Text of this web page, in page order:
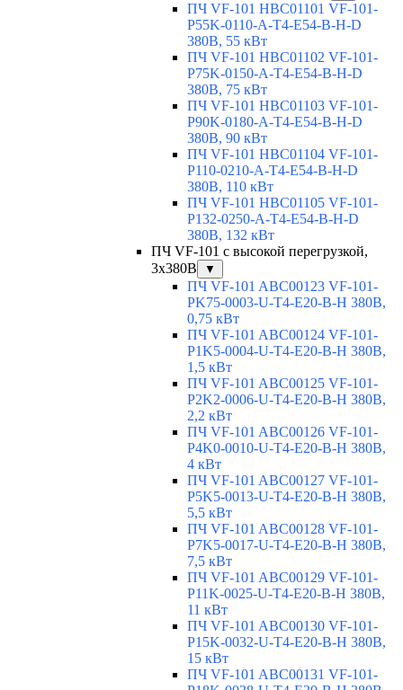
ПЧ VF-101 HBC01101 VF-101-
P55K-0110-A-T4-E54-B-H-D
380В, 55 кВт
ПЧ VF-101 HBC01102 VF-101-
P75K-0150-A-T4-E54-B-H-D
380В, 75 кВт
ПЧ VF-101 HBC01103 VF-101-
P90K-0180-A-T4-E54-B-H-D
380В, 90 кВт
ПЧ VF-101 HBC01104 VF-101-
P110-0210-A-T4-E54-B-H-D
380В, 110 кВт
ПЧ VF-101 HBC01105 VF-101-
P132-0250-A-T4-E54-B-H-D
380В, 132 кВт
ПЧ VF-101 с высокой перегрузкой,
3x380В
▼
ПЧ VF-101 ABC00123 VF-101-
PK75-0003-U-T4-E20-B-H 380В,
0,75 кВт
ПЧ VF-101 ABC00124 VF-101-
P1K5-0004-U-T4-E20-B-H 380В,
1,5 кВт
ПЧ VF-101 ABC00125 VF-101-
P2K2-0006-U-T4-E20-B-H 380В,
2,2 кВт
ПЧ VF-101 ABC00126 VF-101-
P4K0-0010-U-T4-E20-B-H 380В,
4 кВт
ПЧ VF-101 ABC00127 VF-101-
P5K5-0013-U-T4-E20-B-H 380В,
5,5 кВт
ПЧ VF-101 ABC00128 VF-101-
P7K5-0017-U-T4-E20-B-H 380В,
7,5 кВт
ПЧ VF-101 ABC00129 VF-101-
P11K-0025-U-T4-E20-B-H 380В,
11 кВт
ПЧ VF-101 ABC00130 VF-101-
P15K-0032-U-T4-E20-B-H 380В,
15 кВт
ПЧ VF-101 ABC00131 VF-101-